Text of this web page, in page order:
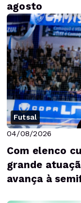
agosto
Futsal
04/08/2026
Com elenco
grande
avança à